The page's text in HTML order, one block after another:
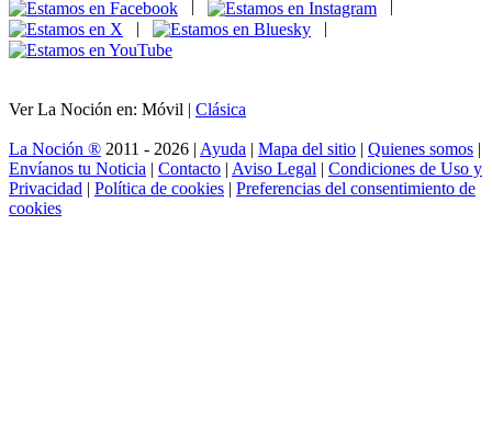
|
|
Ver La Noción en: Móvil | Clásica
La Noción ® 2011 - 2026 | Ayuda | Mapa del sitio | Quienes somos |
Envíanos tu Noticia | Contacto | Aviso Legal | Condiciones de Uso y
Privacidad | Política de cookies | Preferencias del consentimiento de
cookies